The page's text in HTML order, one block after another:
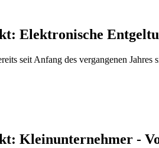
Elektronische
seit Anfang des vergangenen
Kleinunternehmer -